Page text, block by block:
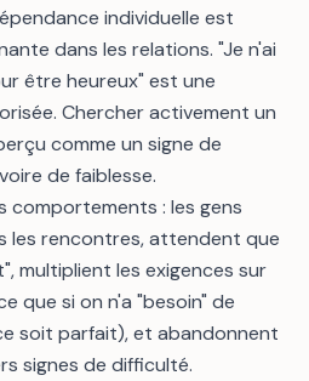
individuelle est
dans les relations. "Je n'ai
être heureux" est une
Chercher activement un
comme un signe de
de faiblesse.
comportements : les gens
les rencontres, attendent que
multiplient les exigences sur
que si on n'a "besoin" de
soit parfait), et abandonnent
signes de difficulté.